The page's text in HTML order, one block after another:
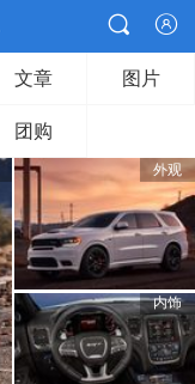


文章 图片
团购
外观
内饰